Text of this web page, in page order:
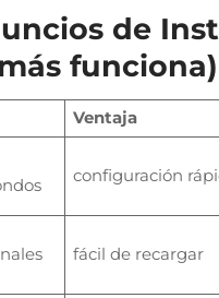
de
funciona)
Ventaja
configuración
fácil de recargar